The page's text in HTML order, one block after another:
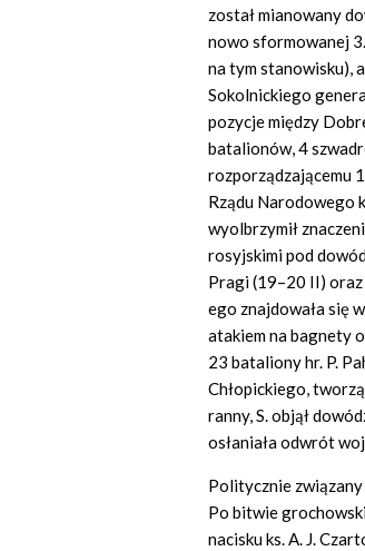
został mianowany
nowo sformowanej
na tym stanowisku),
Sokolnickiego
pozycje między
batalionów, 4
rozporządzającemu
Rządu Narodowego
wyolbrzymił
rosyjskimi pod
Pragi (19–20 II)
ego znajdowała się
atakiem na bagnety
23 bataliony hr. P.
Chłopickiego,
ranny, S. objął
osłaniała odwrót
Politycznie związany
Po bitwie
nacisku ks. A. J.